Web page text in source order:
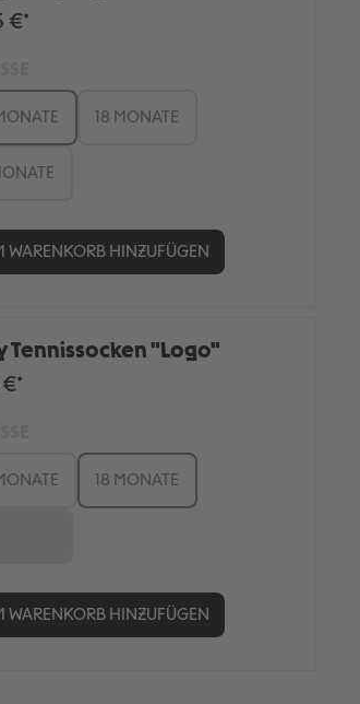
€*
18 MONATE
WARENKORB HINZUFÜGEN
Tennissocken "Logo"
18 MONATE
WARENKORB HINZUFÜGEN